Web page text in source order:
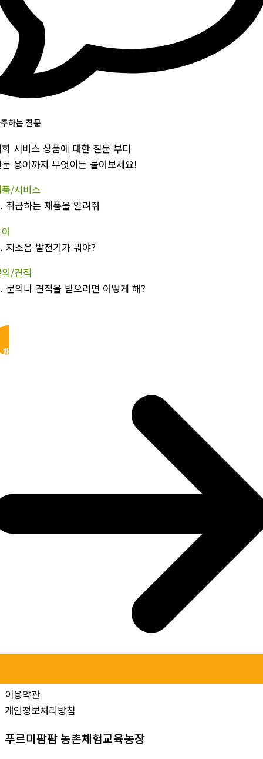
하는 질문
서비스 상품에 대한 질문 부터
용어까지 무엇이든 물어보세요!
/서비스
취급하는 제품을 알려줘
저소음 발전기가 뭐야?
/견적
문의나 견적을 받으려면 어떻게 해?
팅 바로가기
이용약관
개인정보처리방침
푸르미팜팜 농촌체험교육농장